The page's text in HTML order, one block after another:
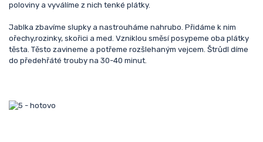
poloviny a vyválíme z nich tenké plátky.
Jablka zbavíme slupky a nastrouháme nahrubo. Přidáme k nim
ořechy,rozinky, skořici a med. Vzniklou směsí posypeme oba plátky
těsta. Těsto zavineme a potřeme rozšlehaným vejcem. Štrůdl díme
do předehřáté trouby na 30-40 minut.